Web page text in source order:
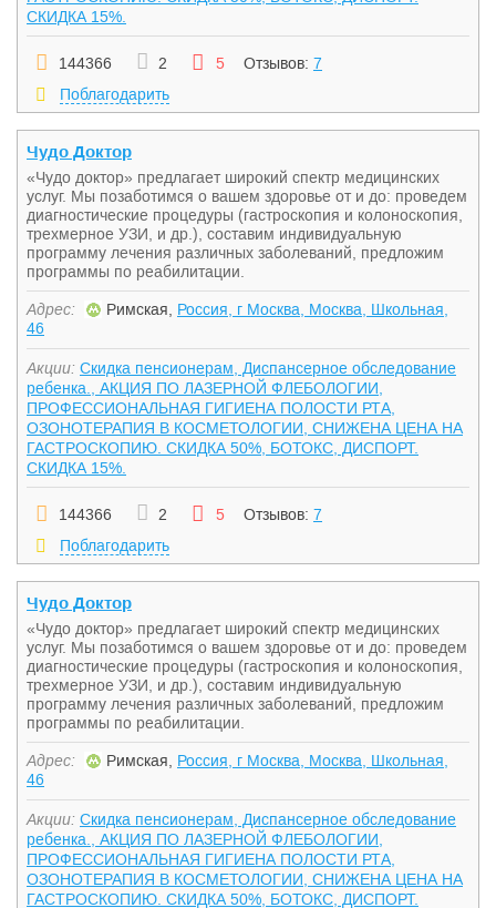
СКИДКА 15%.
144366 2 5 Отзывов: 7
Поблагодарить
Чудо Доктор
«Чудо доктор» предлагает широкий спектр медицинских
услуг. Мы позаботимся о вашем здоровье от и до: проведем
диагностические процедуры (гастроскопия и колоноскопия,
трехмерное УЗИ, и др.), составим индивидуальную
программу лечения различных заболеваний, предложим
программы по реабилитации.
Адрес: Римская, Россия, г Москва, Москва, Школьная,
46
Акции: Скидка пенсионерам, Диспансерное обследование
ребенка., АКЦИЯ ПО ЛАЗЕРНОЙ ФЛЕБОЛОГИИ,
ПРОФЕССИОНАЛЬНАЯ ГИГИЕНА ПОЛОСТИ РТА,
ОЗОНОТЕРАПИЯ В КОСМЕТОЛОГИИ, СНИЖЕНА ЦЕНА НА
ГАСТРОСКОПИЮ. СКИДКА 50%, БОТОКС, ДИСПОРТ.
СКИДКА 15%.
144366 2 5 Отзывов: 7
Поблагодарить
Чудо Доктор
«Чудо доктор» предлагает широкий спектр медицинских
услуг. Мы позаботимся о вашем здоровье от и до: проведем
диагностические процедуры (гастроскопия и колоноскопия,
трехмерное УЗИ, и др.), составим индивидуальную
программу лечения различных заболеваний, предложим
программы по реабилитации.
Адрес: Римская, Россия, г Москва, Москва, Школьная,
46
Акции: Скидка пенсионерам, Диспансерное обследование
ребенка., АКЦИЯ ПО ЛАЗЕРНОЙ ФЛЕБОЛОГИИ,
ПРОФЕССИОНАЛЬНАЯ ГИГИЕНА ПОЛОСТИ РТА,
ОЗОНОТЕРАПИЯ В КОСМЕТОЛОГИИ, СНИЖЕНА ЦЕНА НА
ГАСТРОСКОПИЮ. СКИДКА 50%, БОТОКС, ДИСПОРТ.